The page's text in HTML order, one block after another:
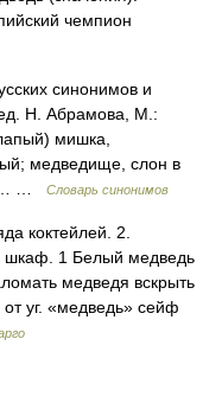
чемпион
синонимов и
Н. Абрамова, М.:
мишка,
медведище, слон в
…
Словарь синонимов
коктейлей. 2.
шкаф. 1 Белый медведь
медведя вскрыть
уг. «медведь» сейф